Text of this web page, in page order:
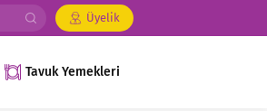
Üyelik
Tavuk Yemekleri